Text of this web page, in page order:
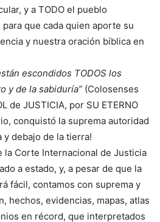
y a TODO el pueblo
que cada quien aporte su
y nuestra oración bíblica en
escondidos TODOS los
y de la sabiduría” (Colosenses
de JUSTICIA, por SU ETERNO
conquistó la suprema autoridad
debajo de la tierra!
la Corte Internacional de Justicia
a estado, y, a pesar de que la
fácil, contamos con suprema y
hechos, evidencias, mapas, atlas
en récord, que interpretados